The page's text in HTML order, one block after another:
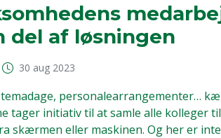
del af løsningen
30 aug 2023
personalearrangementer…
tager initiativ til at samle alle kolleger
skærmen eller maskinen. Og her er